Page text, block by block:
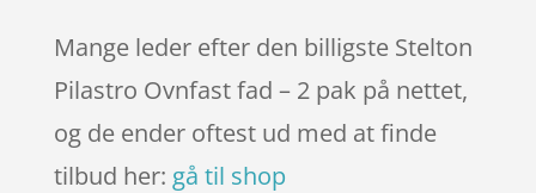
Mange leder efter den billigste Stelton
Pilastro Ovnfast fad – 2 pak på nettet,
og de ender oftest ud med at finde
tilbud her: gå til shop